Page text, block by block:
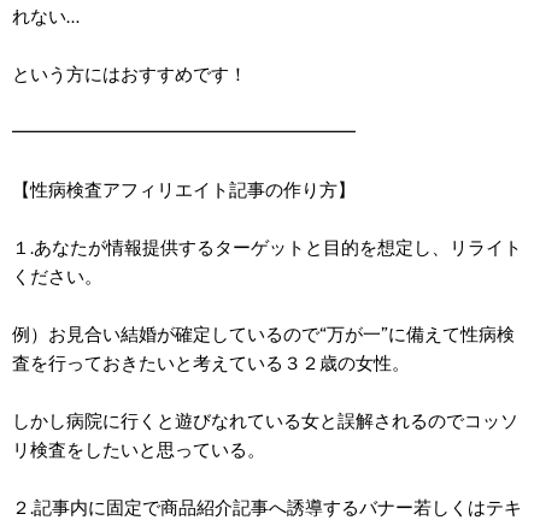
れない…
という方にはおすすめです！
━━━━━━━━━━━━━━━━━━━
【性病検査アフィリエイト記事の作り方】
１.あなたが情報提供するターゲットと目的を想定し、リライト
ください。
例）お見合い結婚が確定しているので“万が一”に備えて性病検
査を行っておきたいと考えている３２歳の女性。
しかし病院に行くと遊びなれている女と誤解されるのでコッソ
リ検査をしたいと思っている。
２.記事内に固定で商品紹介記事へ誘導するバナー若しくはテキ